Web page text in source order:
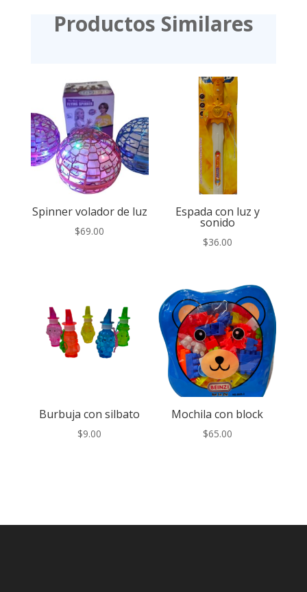
Productos Similares
Spinner volador de luz
$69.00
Espada con luz y
sonido
$36.00
Burbuja con silbato
$9.00
Mochila con block
$65.00